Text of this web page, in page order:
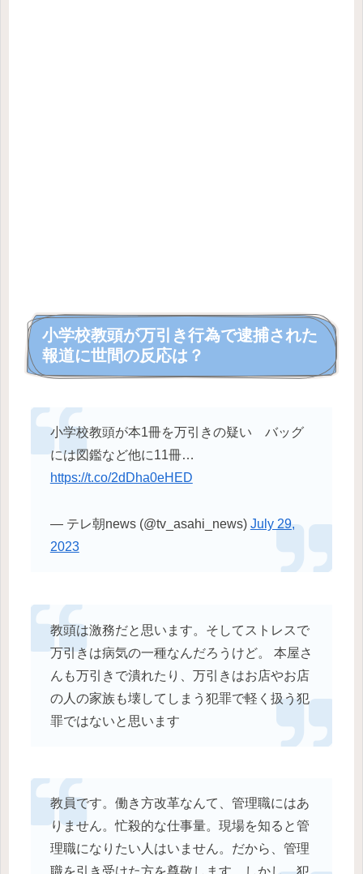
小学校教頭が万引き行為で逮捕された
報道に世間の反応は？
小学校教頭が本1冊を万引きの疑い バッグ
には図鑑など他に11冊…
https://t.co/2dDha0eHED
— テレ朝news (@tv_asahi_news) July 29,
2023
教頭は激務だと思います。そしてストレスで
万引きは病気の一種なんだろうけど。 本屋さ
んも万引きで潰れたり、万引きはお店やお店
の人の家族も壊してしまう犯罪で軽く扱う犯
罪ではないと思います
教員です。働き方改革なんて、管理職にはあ
りません。忙殺的な仕事量。現場を知ると管
理職になりたい人はいません。だから、管理
職を引き受けた方を尊敬します。しかし、犯